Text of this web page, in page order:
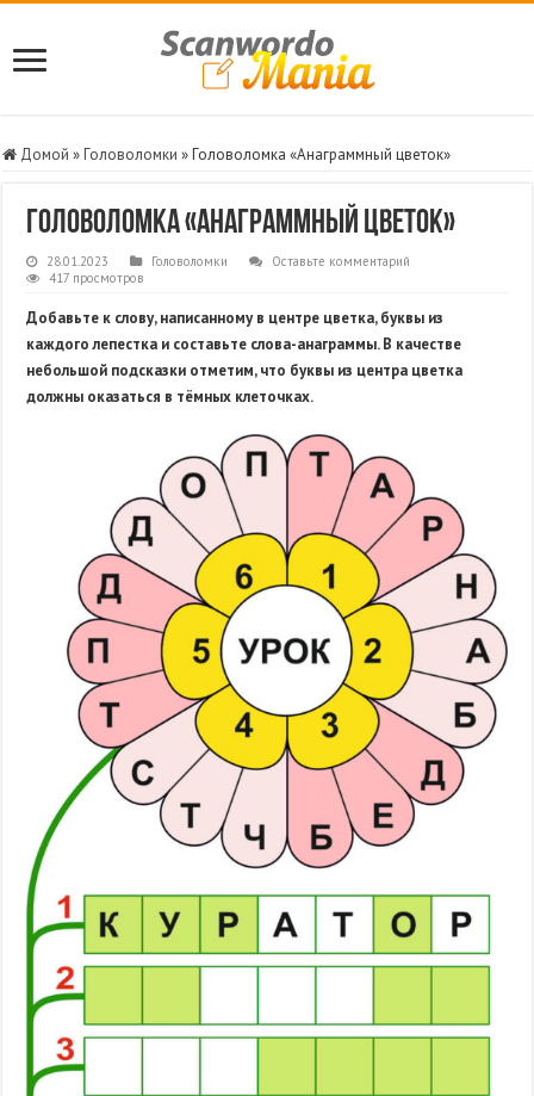
Домой »Головоломки »Головоломка «Анаграммный цветок»
Головоломка «Анаграммный цветок»
28.01.2023 Головоломки
Оставьте комментарий
417 просмотров
Добавьте к слову, написанному в центре цветка, буквы из
каждого лепестка и составьте слова-анаграммы. В качестве
небольшой подсказки отметим, что буквы из центра цветка
должны оказаться в тёмных клеточках.